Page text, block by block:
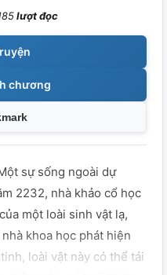
lượt đọc
chương
sự sống ngoài dự
2232, nhà khảo cổ học
một loài sinh vật lạ,
khoa học phát hiện
loài vật này có thể tái